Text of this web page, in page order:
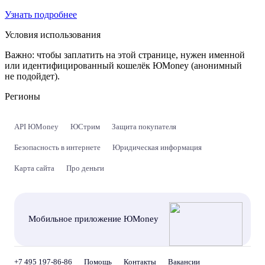
Узнать подробнее
Условия использования
Важно: чтобы заплатить на этой странице, нужен именной
или идентифицированный кошелёк ЮMoney (анонимный
не подойдет).
Регионы
API ЮMoney ЮСтрим Защита покупателя
Безопасность в интернете Юридическая информация
Карта сайта Про деньги
Мобильное приложение ЮMoney
+7 495 197-86-86 Помощь Контакты Вакансии